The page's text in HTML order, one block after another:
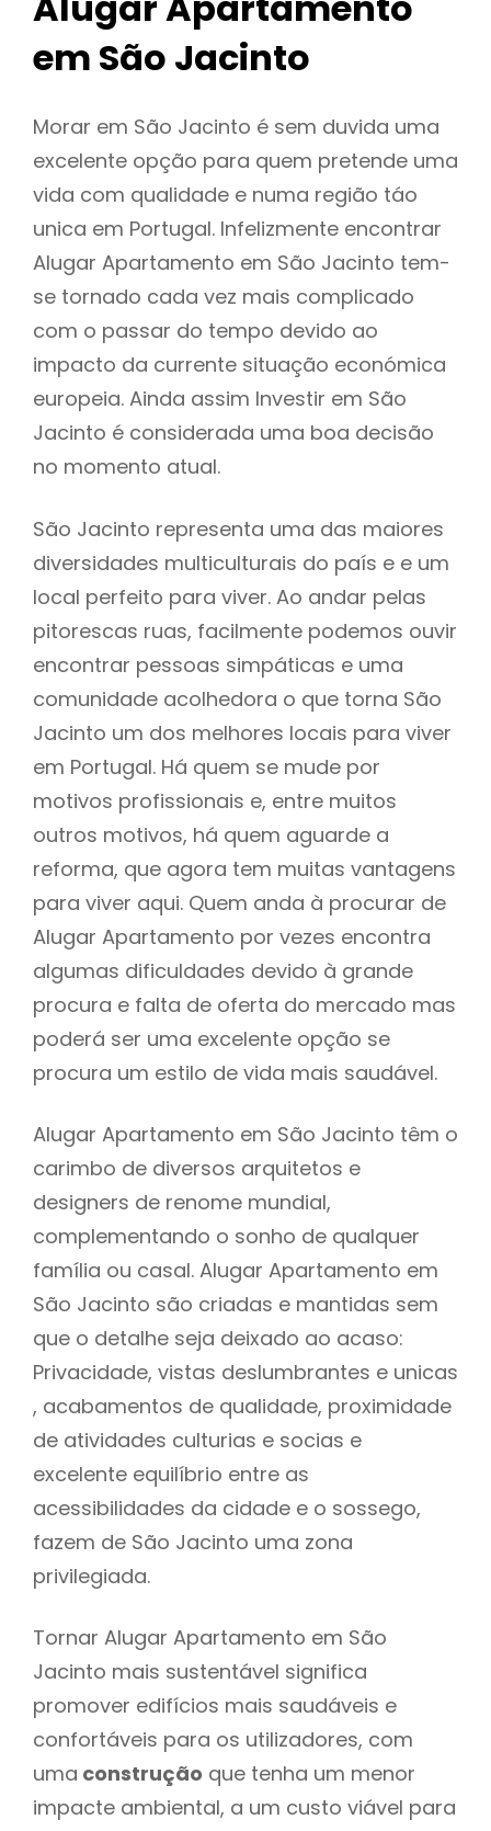
em São Jacinto
Morar em São Jacinto é sem duvida uma
excelente opção para quem pretende uma
vida com qualidade e numa região táo
unica em Portugal. Infelizmente encontrar
Alugar Apartamento em São Jacinto tem-
se tornado cada vez mais complicado
com o passar do tempo devido ao
impacto da currente situação económica
europeia. Ainda assim Investir em São
Jacinto é considerada uma boa decisão
no momento atual.
São Jacinto representa uma das maiores
diversidades multiculturais do país e e um
local perfeito para viver. Ao andar pelas
pitorescas ruas, facilmente podemos ouvir
encontrar pessoas simpáticas e uma
comunidade acolhedora o que torna São
Jacinto um dos melhores locais para viver
em Portugal. Há quem se mude por
motivos profissionais e, entre muitos
outros motivos, há quem aguarde a
reforma, que agora tem muitas vantagens
para viver aqui. Quem anda à procurar de
Alugar Apartamento por vezes encontra
algumas dificuldades devido à grande
procura e falta de oferta do mercado mas
poderá ser uma excelente opção se
procura um estilo de vida mais saudável.
Alugar Apartamento em São Jacinto têm o
carimbo de diversos arquitetos e
designers de renome mundial,
complementando o sonho de qualquer
família ou casal. Alugar Apartamento em
São Jacinto são criadas e mantidas sem
que o detalhe seja deixado ao acaso:
Privacidade, vistas deslumbrantes e unicas
, acabamentos de qualidade, proximidade
de atividades culturias e socias e
excelente equilíbrio entre as
acessibilidades da cidade e o sossego,
fazem de São Jacinto uma zona
privilegiada.
Tornar Alugar Apartamento em São
Jacinto mais sustentável significa
promover edifícios mais saudáveis e
confortáveis para os utilizadores, com
uma construção que tenha um menor
impacte ambiental, a um custo viável para